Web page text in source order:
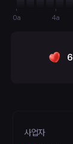
0a 4a
6
사업자